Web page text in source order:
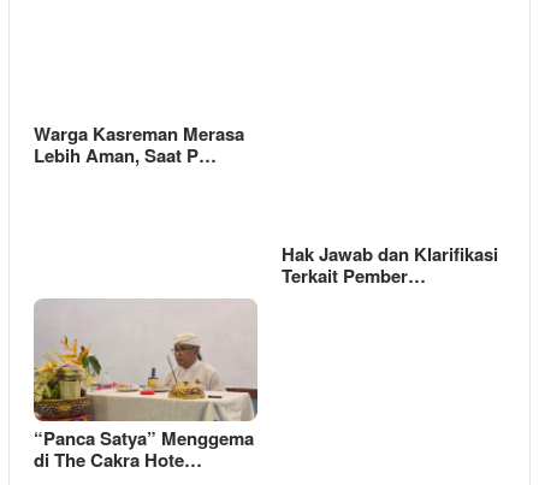
Warga Kasreman Merasa
Lebih Aman, Saat P…
Hak Jawab dan Klarifikasi
Terkait Pember…
“Panca Satya” Menggema
di The Cakra Hote…